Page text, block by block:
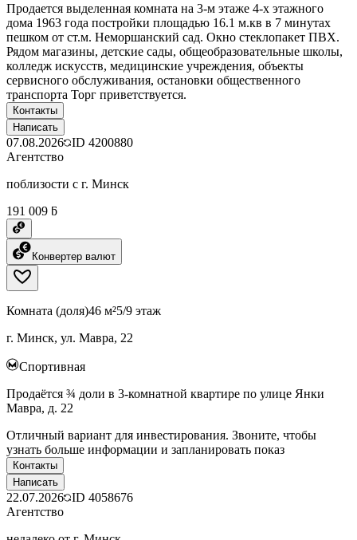
Продается выделенная комната на 3-м этаже 4-х этажного
дома 1963 года постройки площадью 16.1 м.кв в 7 минутах
пешком от ст.м. Неморшанский сад. Окно стеклопакет ПВХ.
Рядом магазины, детские сады, общеобразовательные школы,
колледж искусств, медицинские учреждения, объекты
сервисного обслуживания, остановки общественного
транспорта Торг приветствуется.
Контакты
Написать
07.08.2026 ID 4200880
Агентство
поблизости с г. Минск
191 009 ƃ
Конвертер валют
Комната (доля)46 м²5/9 этаж
г. Минск, ул. Мавра, 22
Спортивная
Продаётся ¾ доли в 3-комнатной квартире по улице Янки
Мавра, д. 22
Отличный вариант для инвестирования. Звоните, чтобы
узнать больше информации и запланировать показ
Контакты
Написать
22.07.2026 ID 4058676
Агентство